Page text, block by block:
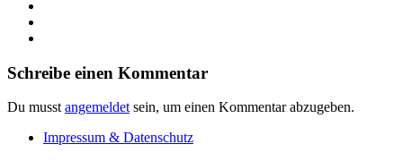
Schreibe einen Kommentar
Du musst angemeldet sein, um einen Kommentar abzugeben.
Impressum & Datenschutz